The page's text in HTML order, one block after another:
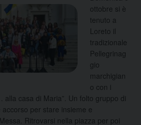
ottobre si è
tenuto a
Loreto il
tradizionale
Pellegrinag
gio
marchigian
o con i
alla casa di Maria”. Un folto gruppo di
per stare insieme e
Ritrovarsi nella piazza per poi